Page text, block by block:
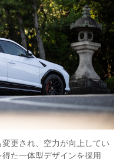
更され、空力が向上してい
た一体型デザインを採用